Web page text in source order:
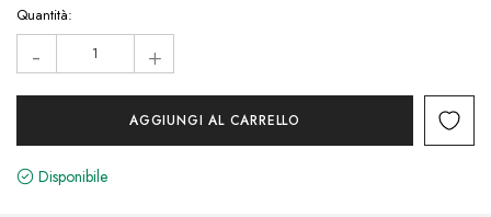
Hurry!
Only
left
Quantità:
- +
Disponibile